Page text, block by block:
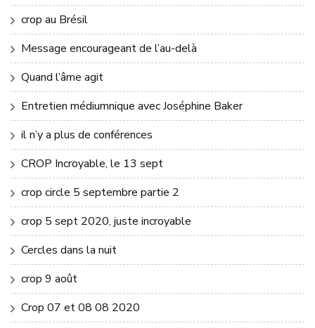
crop au Brésil
Message encourageant de l’au-delà
Quand l’âme agit
Entretien médiumnique avec Joséphine Baker
il n’y a plus de conférences
CROP Incroyable, le 13 sept
crop circle 5 septembre partie 2
crop 5 sept 2020, juste incroyable
Cercles dans la nuit
crop 9 août
Crop 07 et 08 08 2020